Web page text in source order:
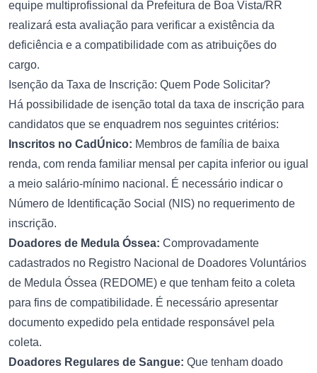
equipe multiprofissional da Prefeitura de Boa Vista/RR
realizará esta avaliação para verificar a existência da
deficiência e a compatibilidade com as atribuições do
cargo.
Isenção da Taxa de Inscrição: Quem Pode Solicitar?
Há possibilidade de isenção total da taxa de inscrição para
candidatos que se enquadrem nos seguintes critérios:
Inscritos no CadÚnico: Membros de família de baixa
renda, com renda familiar mensal per capita inferior ou igual
a meio salário-mínimo nacional. É necessário indicar o
Número de Identificação Social (NIS) no requerimento de
inscrição.
Doadores de Medula Óssea: Comprovadamente
cadastrados no Registro Nacional de Doadores Voluntários
de Medula Óssea (REDOME) e que tenham feito a coleta
para fins de compatibilidade. É necessário apresentar
documento expedido pela entidade responsável pela
coleta.
Doadores Regulares de Sangue: Que tenham doado